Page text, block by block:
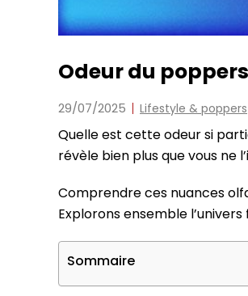
Odeur du
29/07/2025 Lifestyle & poppers
Quelle est cette odeur si
révèle bien plus que vous ne
Comprendre ces nuances
Explorons ensemble
Sommaire